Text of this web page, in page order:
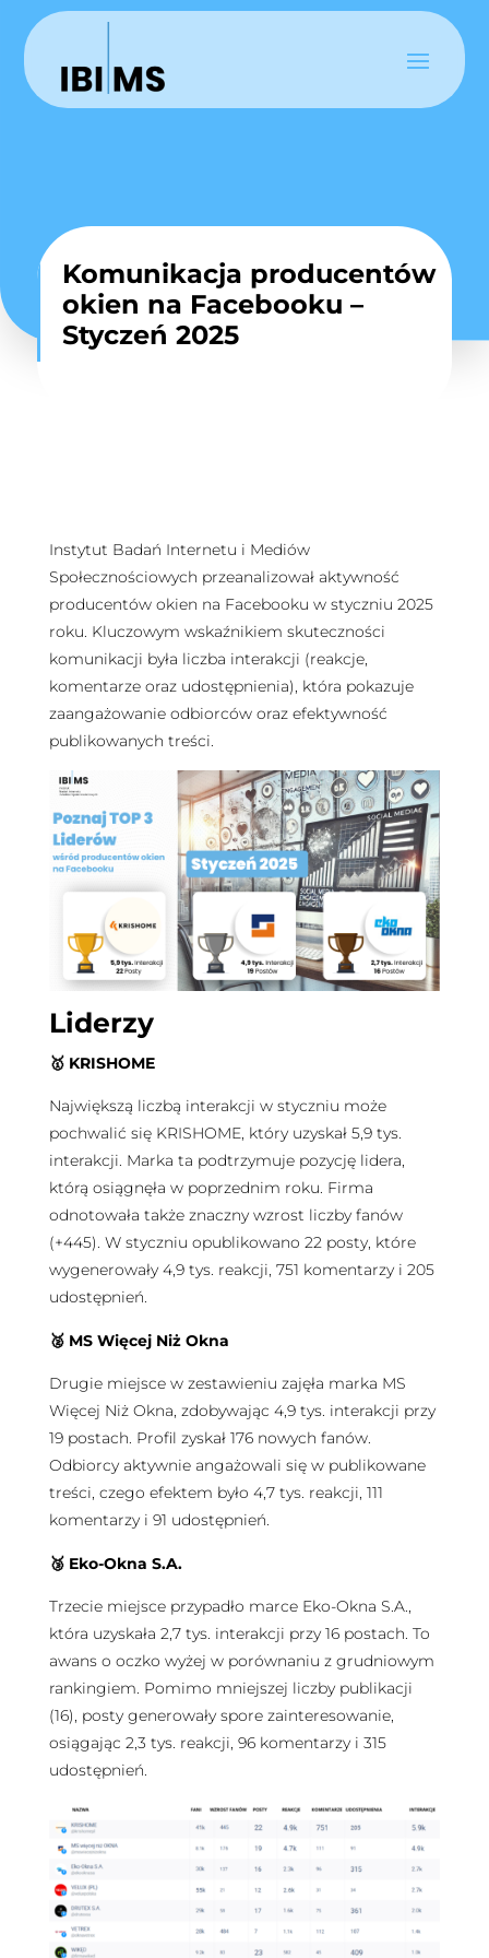
Komunikacja producentów
okien na Facebooku –
Styczeń 2025
Instytut Badań Internetu i Mediów
Społecznościowych przeanalizował aktywność
producentów okien na Facebooku w styczniu 2025
roku. Kluczowym wskaźnikiem skuteczności
komunikacji była liczba interakcji (reakcje,
komentarze oraz udostępnienia), która pokazuje
zaangażowanie odbiorców oraz efektywność
publikowanych treści.
Liderzy
🥇KRISHOME
Największą liczbą interakcji w styczniu może
pochwalić się KRISHOME, który uzyskał 5,9 tys.
interakcji. Marka ta podtrzymuje pozycję lidera,
którą osiągnęła w poprzednim roku. Firma
odnotowała także znaczny wzrost liczby fanów
(+445). W styczniu opublikowano 22 posty, które
wygenerowały 4,9 tys. reakcji, 751 komentarzy i 205
udostępnień.
🥈MS Więcej Niż Okna
Drugie miejsce w zestawieniu zajęła marka MS
Więcej Niż Okna, zdobywając 4,9 tys. interakcji przy
19 postach. Profil zyskał 176 nowych fanów.
Odbiorcy aktywnie angażowali się w publikowane
treści, czego efektem było 4,7 tys. reakcji, 111
komentarzy i 91 udostępnień.
🥉Eko-Okna S.A.
Trzecie miejsce przypadło marce Eko-Okna S.A.,
która uzyskała 2,7 tys. interakcji przy 16 postach. To
awans o oczko wyżej w porównaniu z grudniowym
rankingiem. Pomimo mniejszej liczby publikacji
(16), posty generowały spore zainteresowanie,
osiągając 2,3 tys. reakcji, 96 komentarzy i 315
udostępnień.